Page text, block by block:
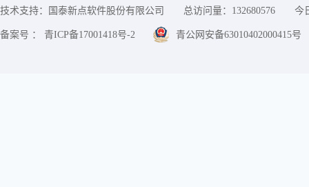
技术支持：国泰新点软件股份有限公司 总访问量： 132680576 今
备案号 ： 青ICP备17001418号-2 青公网安备63010402000415号